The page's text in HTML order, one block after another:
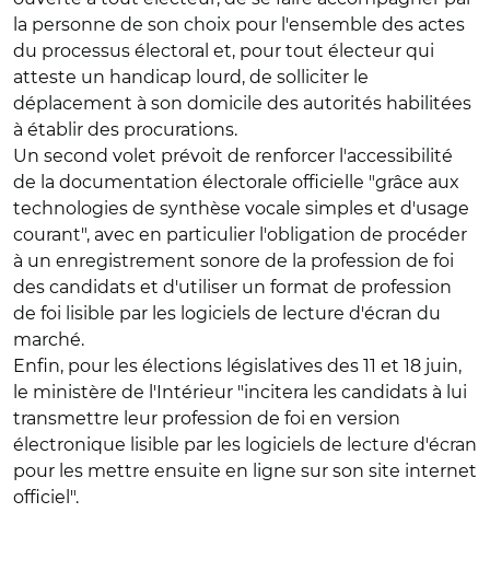
la personne de son choix pour l'ensemble des actes
du processus électoral et, pour tout électeur qui
atteste un handicap lourd, de solliciter le
déplacement à son domicile des autorités habilitées
à établir des procurations.
Un second volet prévoit de renforcer l'accessibilité
de la documentation électorale officielle "grâce aux
technologies de synthèse vocale simples et d'usage
courant", avec en particulier l'obligation de procéder
à un enregistrement sonore de la profession de foi
des candidats et d'utiliser un format de profession
de foi lisible par les logiciels de lecture d'écran du
marché.
Enfin, pour les élections législatives des 11 et 18 juin,
le ministère de l'Intérieur "incitera les candidats à lui
transmettre leur profession de foi en version
électronique lisible par les logiciels de lecture d'écran
pour les mettre ensuite en ligne sur son site internet
officiel".